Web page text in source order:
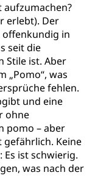
erlebt). Der
offenkundig in
seit die
Stile ist. Aber
„Pomo“, was
fehlen.
und eine
ohne
pomo – aber
Keine
Es ist schwierig.
was nach der